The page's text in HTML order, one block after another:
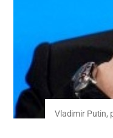
Vladimir Putin,